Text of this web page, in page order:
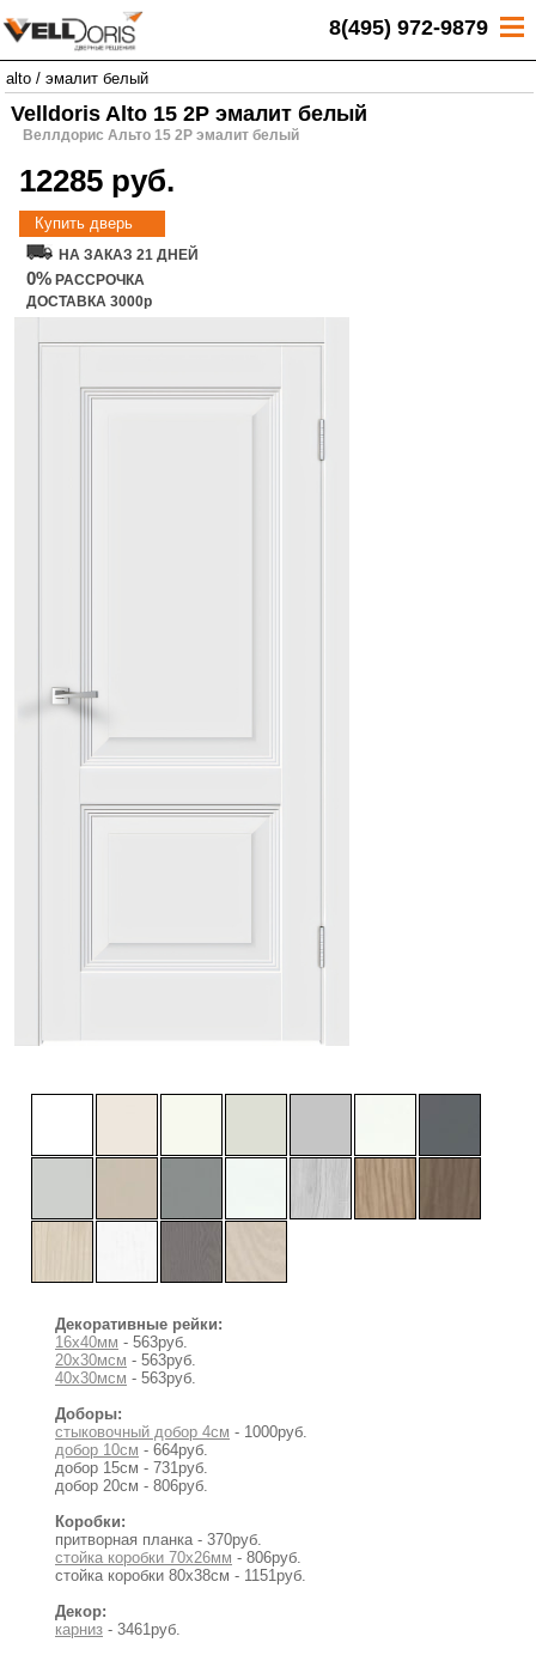
8(495) 972-9879
alto / эмалит белый
Velldoris Alto 15 2P эмалит белый
Веллдорис Альто 15 2P эмалит белый
12285 руб.
Купить дверь
НА ЗАКАЗ 21 ДНЕЙ
0% РАССРОЧКА
ДОСТАВКА 3000р
Декоративные рейки:
16х40мм - 563руб.
20х30мсм - 563руб.
40х30мсм - 563руб.
Доборы:
стыковочный добор 4см - 1000руб.
добор 10см - 664руб.
добор 15см - 731руб.
добор 20см - 806руб.
Коробки:
притворная планка - 370руб.
стойка коробки 70x26мм - 806руб.
стойка коробки 80x38см - 1151руб.
Декор:
карниз - 3461руб.